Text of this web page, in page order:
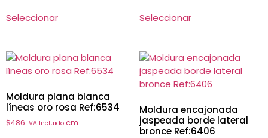
Seleccionar Seleccionar
Moldura plana blanca
líneas oro rosa Ref:6534
$486 IVA Incluido cm
Moldura encajonada
jaspeada borde lateral
bronce Ref:6406